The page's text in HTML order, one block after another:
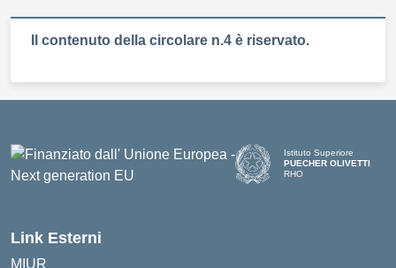
Il contenuto della circolare n.4 è riservato.
Istituto Superiore
PUECHER OLIVETTI
RHO
Link Esterni
MIUR